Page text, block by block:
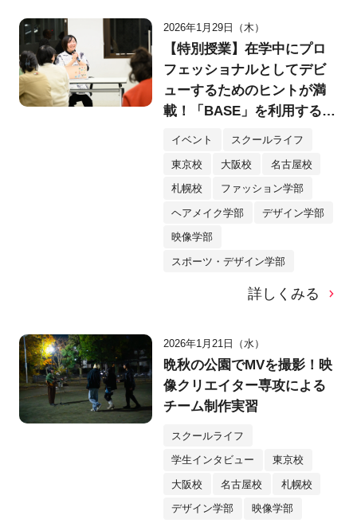
2026年1月29日（木）
【特別授業】在学中にプロ
フェッショナルとしてデビ
ューするためのヒントが満
載！「BASE」を利用するク
イベント スクールライフ
東京校 大阪校 名古屋校
札幌校 ファッション学部
ヘアメイク学部 デザイン学部
映像学部
スポーツ・デザイン学部
詳しくみる
2026年1月21日（水）
晩秋の公園でMVを撮影！映
像クリエイター専攻による
チーム制作実習
スクールライフ
学生インタビュー 東京校
大阪校 名古屋校 札幌校
デザイン学部 映像学部